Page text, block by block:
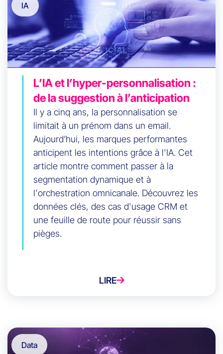
IA
L’IA et l’hyper-personnalisation :
de la suggestion à l’anticipation
Il y a cinq ans, la personnalisation se
limitait à un prénom dans un email.
Aujourd’hui, les marques performantes
anticipent les intentions grâce à l'IA. Cet
article montre comment passer à la
segmentation dynamique et à
l'orchestration omnicanale. Découvrez les
données clés, des cas d'usage CRM et
une feuille de route pour réussir sans
pièges.
LIRE
Data